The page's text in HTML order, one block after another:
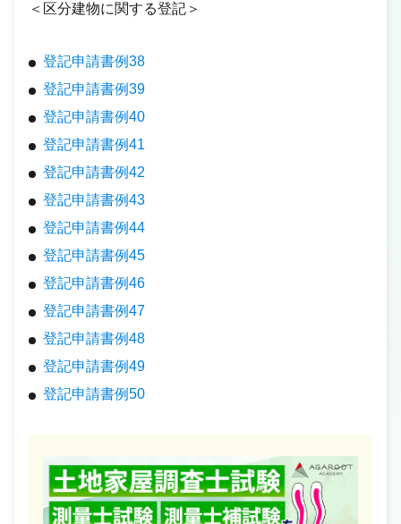
＜区分建物に関する登記＞
登記申請書例38
登記申請書例39
登記申請書例40
登記申請書例41
登記申請書例42
登記申請書例43
登記申請書例44
登記申請書例45
登記申請書例46
登記申請書例47
登記申請書例48
登記申請書例49
登記申請書例50